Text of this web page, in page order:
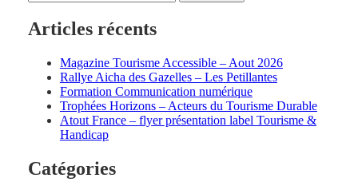
Articles récents
Magazine Tourisme Accessible – Aout 2026
Rallye Aicha des Gazelles – Les Petillantes
Formation Communication numérique
Trophées Horizons – Acteurs du Tourisme Durable
Atout France – flyer présentation label Tourisme &
Handicap
Catégories